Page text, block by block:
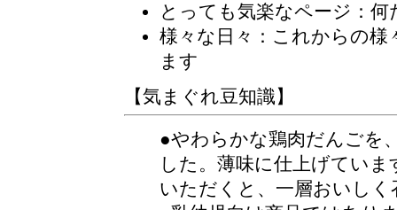
とっても気楽なページ ：
様々な日々：これからの
ます
【気まぐれ豆知識】
●やわらかな鶏肉だんごを
した。薄味に仕上げてい
いただくと、一層おいし